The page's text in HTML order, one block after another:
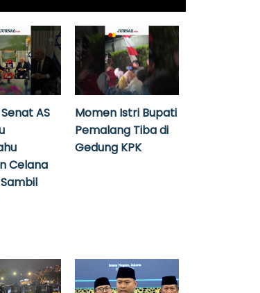
AS
Celana
Momen Istri Bupati
Pemalang Tiba di
Gedung KPK